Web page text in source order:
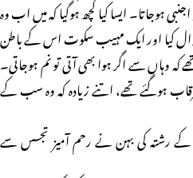
ہوجاتا۔ ایسا کیا کچھ ہوگیا کہ میں اب وہ
کیا اور ایک مہیب سکوت اس کے باطن
کہ وہاں سے اگر ہوا بھی آتی تو نم ہوجاتی۔
ہوگئے تھے، اتنے زیادہ کہ وہ سب کے
رشتہ کی بہن نے رحم آمیز تجسس سے